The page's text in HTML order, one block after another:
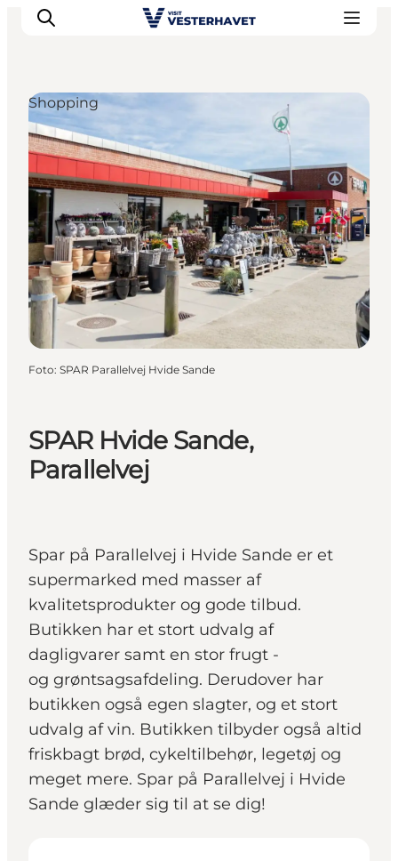
Det sker
Oplevelser
Vores Byer
Mad & Overnatning
Køb billet
Planlæg din ferie
SPAR Hvide Sande,
Parallelvej
Spar på Parallelvej i Hvide Sande er et
supermarked med masser af
kvalitetsprodukter og gode tilbud.
Butikken har et stort udvalg af
dagligvarer samt en stor frugt -
og grøntsagsafdeling. Derudover har
butikken også egen slagter, og et stort
udvalg af vin. Butikken tilbyder også altid
friskbagt brød, cykeltilbehør, legetøj og
meget mere. Spar på Parallelvej i Hvide
Sande glæder sig til at se dig!
Shopping
Foto: SPAR Parallelvej Hvide Sande